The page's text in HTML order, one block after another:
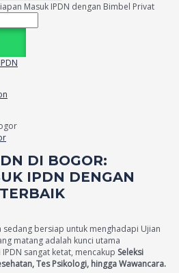
Masuk IPDN dengan Bimbel Privat
DI BOGOR:
IPDN DENGAN
sedang bersiap untuk menghadapi Ujian
matang adalah kunci utama
sangat ketat, mencakup Seleksi
Tes Psikologi, hingga Wawancara.